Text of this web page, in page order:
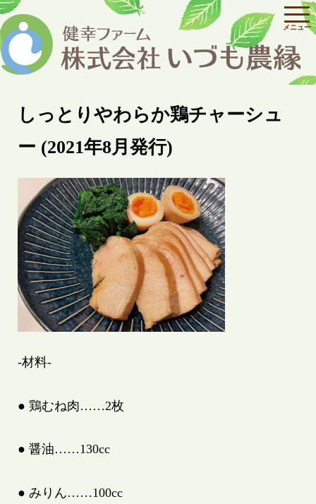
しっとりやわらか鶏チャーシュ
ー (2021年8月発行)
-材料-
● 鶏むね肉……2枚
● 醤油……130cc
● みりん……100cc